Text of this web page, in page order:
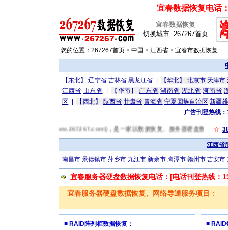
宜春数据恢复电话
宜春数据恢复
切换城市 267267首页
您的位置： 267267首页 > 中国 > 江西省 > 宜春市数据恢复
【东北】辽宁省 吉林省 黑龙江省 【华北】北京市 天津市
江西省 山东省 【华南】 广东省 湖南省 湖北省 河南省
区
【西北】 陕西省 甘肃省 青海省 宁夏回族自治区 新疆
广告刊登热线
据恢复网(http://www.267267.com/)，是一家以数据恢复、服务器硬盘数据恢复
☆
江西省
南昌市 景德镇市 萍乡市 九江市 新余市 鹰潭市 赣州市 吉安市
宜春服务器硬盘数据恢复电话：[电话刊登热线：
宜春服务器硬盘数据恢复、网络导通服务项目 ：
■ RAID阵列柜数据恢复：
■ RAID